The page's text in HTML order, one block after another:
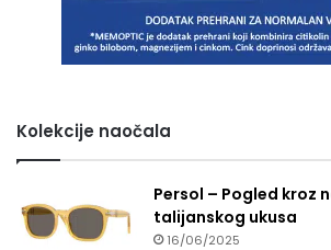
Kolekcije naočala
Persol – Pogled kroz
talijanskog ukusa
16/06/2025